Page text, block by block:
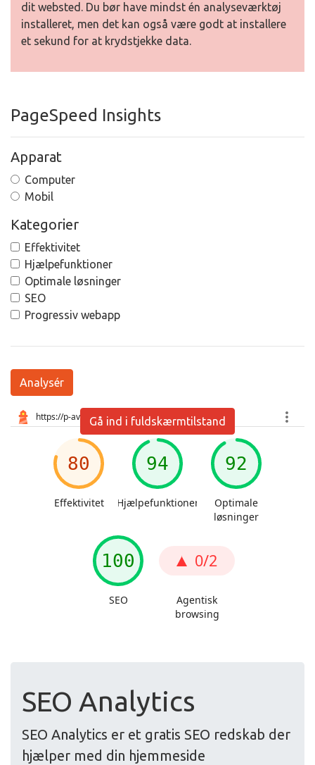
dit websted. Du bør have mindst én analyseværktøj
installeret, men det kan også være godt at installere
et sekund for at krydstjekke data.
PageSpeed Insights
Apparat
Computer
Mobil
Kategorier
Effektivitet
Hjælpefunktioner
Optimale løsninger
SEO
Progressiv webapp
Analysér
Gå ind i fuldskærmtilstand
SEO Analytics
SEO Analytics er et gratis SEO redskab der
hjælper med din hjemmeside